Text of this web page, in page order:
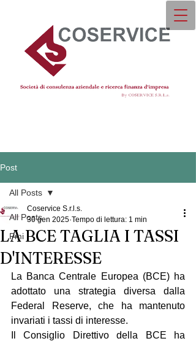
Post
All Posts
Pmi
All Posts
LA BCE TAGLIA I TASSI
D'INTERESSE
Coservice S.r.l.s.
30 gen 2025 Tempo di lettura: 1 min
La Banca Centrale Europea (BCE) ha
adottato una strategia diversa dalla
Federal Reserve, che ha mantenuto
invariati i tassi di interesse.
Il Consiglio Direttivo della BCE ha